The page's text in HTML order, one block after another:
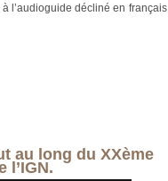
l’audioguide décliné en français,
au long du XXème
l’IGN.